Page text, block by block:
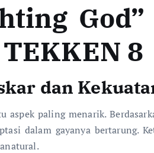
8
dan
paling menarik.
dalam gayanya bertarung.